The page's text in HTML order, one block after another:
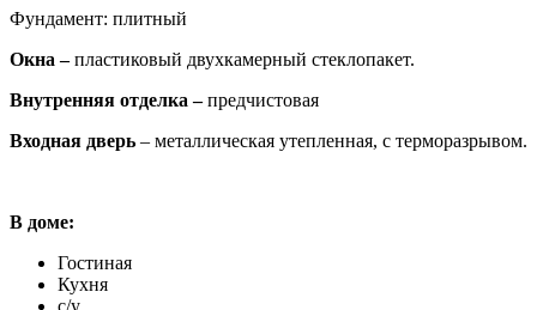
Фундамент: плитный
Окна –пластиковый двухкамерный стеклопакет.
Внутренняя отделка –предчистовая
Входная дверь – металлическая утепленная, с терморазрывом.
В доме:
Гостиная
Кухня